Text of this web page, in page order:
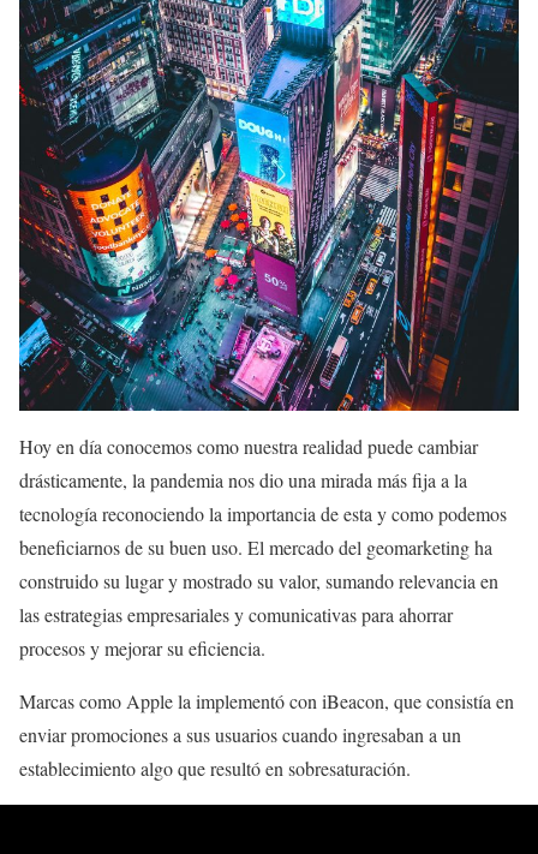
Hoy en día conocemos como nuestra realidad puede cambiar
drásticamente, la pandemia nos dio una mirada más fija a la
tecnología reconociendo la importancia de esta y como podemos
beneficiarnos de su buen uso. El mercado del geomarketing ha
construido su lugar y mostrado su valor, sumando relevancia en
las estrategias empresariales y comunicativas para ahorrar
procesos y mejorar su eficiencia.
Marcas como Apple la implementó con iBeacon, que consistía en
enviar promociones a sus usuarios cuando ingresaban a un
establecimiento algo que resultó en sobresaturación.